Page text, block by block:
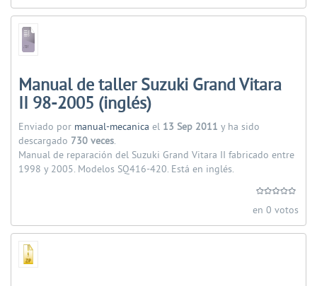
Manual de taller Suzuki Grand Vitara
II 98-2005 (inglés)
Enviado por manual-mecanica el 13 Sep 2011 y ha sido
descargado 730 veces.
Manual de reparación del Suzuki Grand Vitara II fabricado entre
1998 y 2005. Modelos SQ416-420. Está en inglés.
en 0 votos